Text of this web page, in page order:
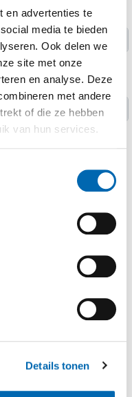
en advertenties te
media te bieden
Ook delen we
site met onze
en analyse. Deze
met andere
of die ze hebben
van hun services.
Details tonen